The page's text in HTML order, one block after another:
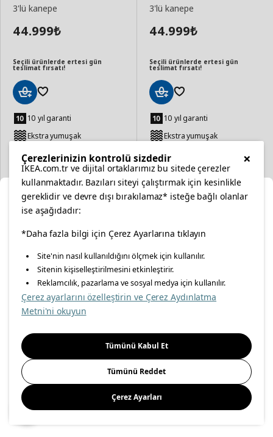
3'lü kanepe
44.999₺
Seçili ürünlerde ertesi gün
teslimat fırsatı!
Ekle 10 yıl garanti
Ekstra yumuşak
Daha fazla seçenek
3'lü kanepe
44.999₺
Seçili ürünlerde ertesi gün
teslimat fırsatı!
Ekle 10 yıl garanti
Ekstra yumuşak
Daha fazla seçenek
JÄTTEBO
3'lü kanepe
58.000
MANNARP
3'lü kanepe
Konumunuzu Seçin
İnternetten vereceğiniz siparişlerinizde size özel hizmet ve
içerikleri görebilmek için lütfen konumuzu seçin.
İl seçiniz
Seçiniz
Kaydet
×
Çerezlerinizin kontrolü sizdedir
IKEA.com.tr ve dijital ortaklarımız bu sitede çerezler
kullanmaktadır. Bazıları siteyi çalıştırmak için kesinlikle
gereklidir ve devre dışı bırakılamaz* isteğe bağlı olanlar
ise aşağıdadır:
*Daha fazla bilgi için Çerez Ayarlarına tıklayın
Site'nin nasıl kullanıldığını ölçmek için kullanılır.
Sitenin kişiselleştirilmesini etkinleştirir.
Reklamcılık, pazarlama ve sosyal medya için kullanılır.
Çerez ayarlarını özelleştirin ve Çerez Aydınlatma
Metni'ni okuyun
Tümünü Kabul Et
Tümünü Reddet
Çerez Ayarları